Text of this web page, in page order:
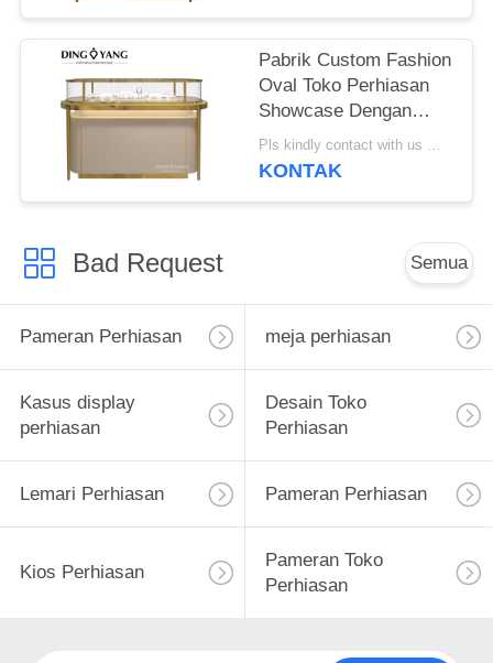
Pabrik Custom Fashion
Oval Toko Perhiasan
Showcase Dengan
Lampu Led
Pls kindly contact with us MOQ:1 Toko atau 5 set
KONTAK
Bad Request Semua
Pameran Perhiasan meja perhiasan
Kasus display
perhiasan
Desain Toko
Perhiasan
Lemari Perhiasan Pameran Perhiasan
Kios Perhiasan
Pameran Toko
Perhiasan